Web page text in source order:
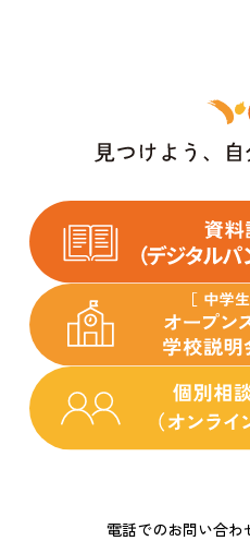
電話でのお問い合わ